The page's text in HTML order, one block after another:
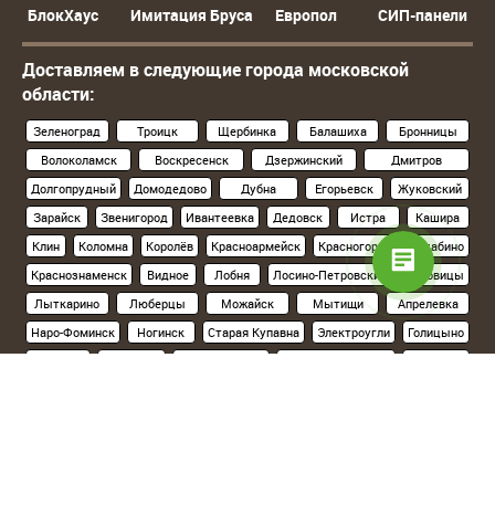
БлокХаус
Имитация Бруса Европол СИП-панели
Доставляем в следующие города московской
области:
Зеленоград Троицк Щербинка Балашиха
Бронницы
Волоколамск
Воскресенск Дзержинский
Дмитров
Долгопрудный
Домодедово Дубна Егорьевск
Жуковский
Зарайск
Звенигород Ивантеевка Дедовск Истра
Кашира
Клин
Коломна Королёв Красноармейск Красногорск
Нахабино
Краснознаменск
Видное Лобня Лосино-Петровский
Луховицы
Лыткарино
Люберцы Можайск Мытищи
Апрелевка
Наро-Фоминск
Ногинск Старая Купавна Электроугли
Голицыно